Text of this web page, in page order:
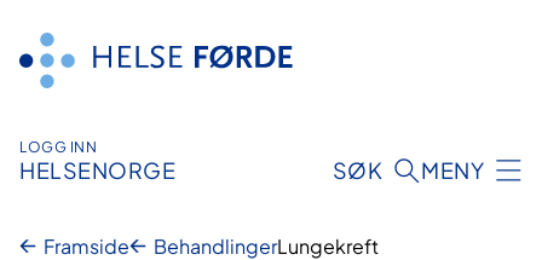
innhald
LOGG INN
HELSENORGE SØK MENY
Framside BehandlingerLungekreft